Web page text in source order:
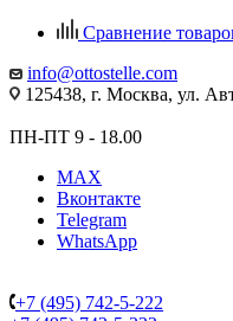
Сравнение
info@ottostelle.com
125438, г. Москва, ул.
ПН-ПТ 9 - 18.00
MAX
Вконтакте
Telegram
WhatsApp
+7 (495) 742-5-222